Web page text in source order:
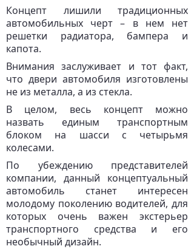
Концепт лишили традиционных
автомобильных черт – в нем нет
решетки радиатора, бампера и
капота.
Внимания заслуживает и тот факт,
что двери автомобиля изготовлены
не из металла, а из стекла.
В целом, весь концепт можно
назвать единым транспортным
блоком на шасси с четырьмя
колесами.
По убеждению представителей
компании, данный концептуальный
автомобиль станет интересен
молодому поколению водителей, для
которых очень важен экстерьер
транспортного средства и его
необычный дизайн.